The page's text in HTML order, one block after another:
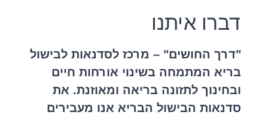
דברו איתנו
"דרך החושים" – מרכז לסדנאות לבישול
בריא המתמחה בשינוי אורחות חיים
ובחינוך לתזונה בריאה ומאוזנת. את
סדנאות הבישול הבריא אנו מעבירים